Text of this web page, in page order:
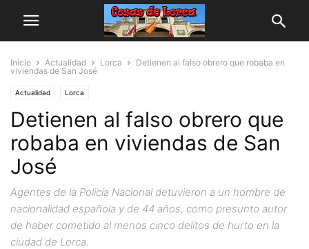
Inicio Actualidad Lorca
Detienen al falso obrero que robaba en
viviendas de San José
Actualidad Lorca
Detienen al falso obrero que
robaba en viviendas de San
José
Agentes de la Policía Nacional detuvieron a un hombre de
nacionalidad española y de 44 años, como presunto autor
de haber cometido al menos cinco delitos de hurto en la
ciudad de Lorca.